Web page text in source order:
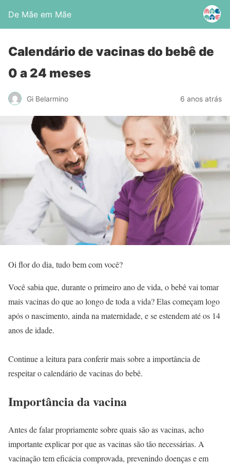
De Mãe em Mãe
Calendário de vacinas do bebê de
0 a 24 meses
Gi Belarmino 6 anos atrás
Oi flor do dia, tudo bem com você?
Você sabia que, durante o primeiro ano de vida, o bebê vai tomar
mais vacinas do que ao longo de toda a vida? Elas começam logo
após o nascimento, ainda na maternidade, e se estendem até os 14
anos de idade.
Continue a leitura para conferir mais sobre a importância de
respeitar o calendário de vacinas do bebê.
Importância da vacina
Antes de falar propriamente sobre quais são as vacinas, acho
importante explicar por que as vacinas são tão necessárias. A
vacinação tem eficácia comprovada, prevenindo doenças e em